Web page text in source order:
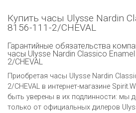
Купить часы Ulysse Nardin
8156-111-2/CHEVAL
Гарантийные обязательства
часы Ulysse Nardin Classico
2/CHEVAL
Приобретая часы Ulysse Nardin
2/CHEVAL в интернет-магазине
быть уверены в их подлинности: мы
только от официальных дилеров